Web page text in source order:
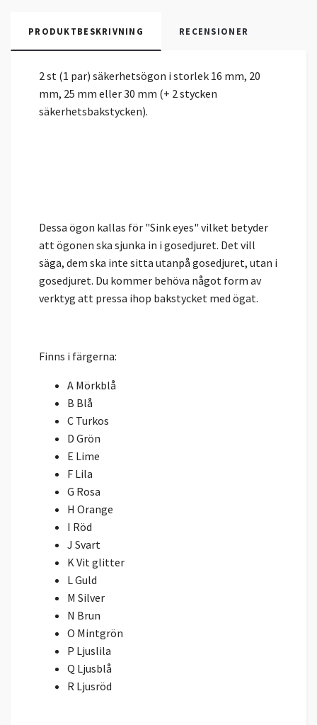
PRODUKTBESKRIVNING RECENSIONER
2 st (1 par) säkerhetsögon i storlek 16 mm, 20
mm, 25 mm eller 30 mm (+ 2 stycken
säkerhetsbakstycken).
Dessa ögon kallas för "Sink eyes" vilket betyder
att ögonen ska sjunka in i gosedjuret. Det vill
säga, dem ska inte sitta utanpå gosedjuret, utan i
gosedjuret. Du kommer behöva något form av
verktyg att pressa ihop bakstycket med ögat.
Finns i färgerna:
A Mörkblå
B Blå
C Turkos
D Grön
E Lime
F Lila
G Rosa
H Orange
I Röd
J Svart
K Vit glitter
L Guld
M Silver
N Brun
O Mintgrön
P Ljuslila
Q Ljusblå
R Ljusröd